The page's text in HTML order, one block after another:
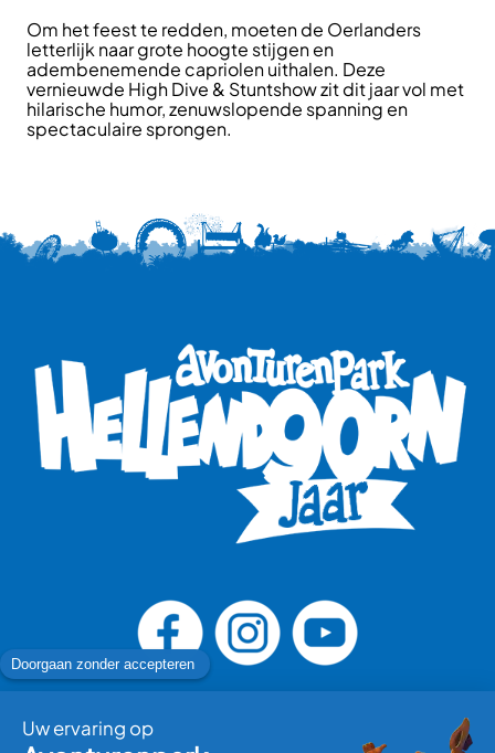
Om het feest te redden, moeten de Oerlanders
letterlijk naar grote hoogte stijgen en
adembenemende capriolen uithalen. Deze
vernieuwde High Dive & Stuntshow zit dit jaar vol met
hilarische humor, zenuwslopende spanning en
spectaculaire sprongen.